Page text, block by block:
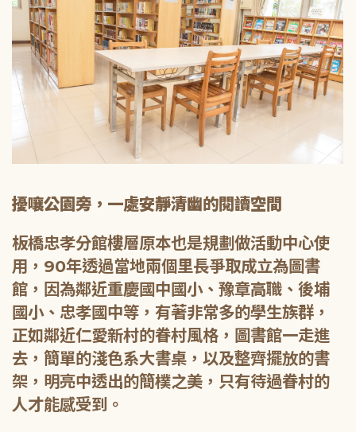
擾嚷公園旁，一處安靜清幽的閱讀空間
板橋忠孝分館樓層原本也是規劃做活動中心使
用，90年透過當地兩個里長爭取成立為圖書
館，因為鄰近重慶國中國小、豫章高職、後埔
國小、忠孝國中等，有著非常多的學生族群，
正如鄰近仁愛新村的眷村風格，圖書館一走進
去，簡單的淺色系大書桌，以及整齊擺放的書
架，明亮中透出的簡樸之美，只有待過眷村的
人才能感受到。